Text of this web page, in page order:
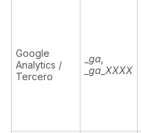
Google
Analytics /
Tercero
ga,
_ga_XXXX